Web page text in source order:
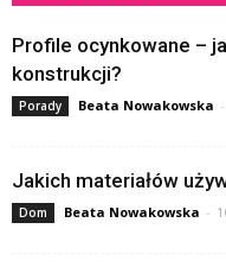
Profile ocynkowane –
konstrukcji?
Porady Beata Nowakowska -
Jakich materiałów
Dom Beata Nowakowska -